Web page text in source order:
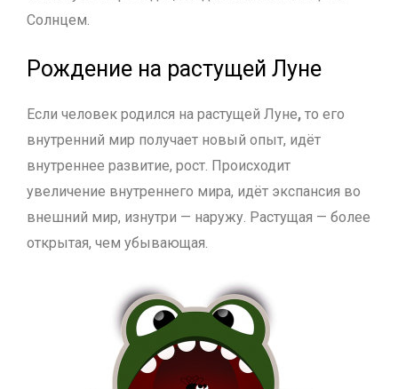
Солнцем.
Рождение на растущей Луне
Если человек родился на растущей Луне, то его
внутренний мир получает новый опыт, идёт
внутреннее развитие, рост. Происходит
увеличение внутреннего мира, идёт экспансия во
внешний мир, изнутри — наружу. Растущая — более
открытая, чем убывающая.